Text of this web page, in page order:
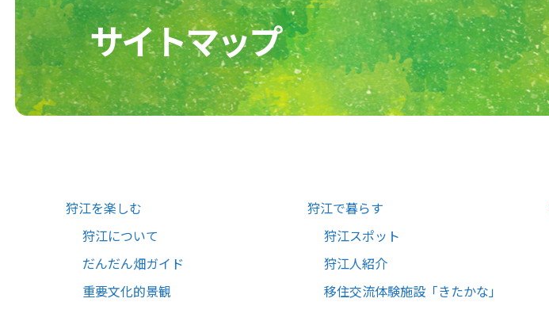
サイトマップ
狩江を楽しむ
狩江について
だんだん畑ガイド
重要文化的景観
狩江で暮らす
狩江スポット
狩江人紹介
移住交流体験施設「きたかな」